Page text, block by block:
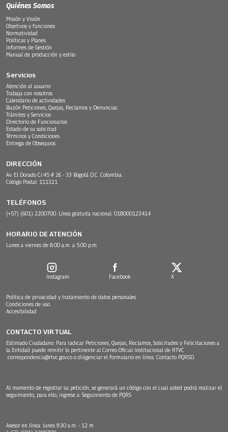
Quiénes Somos
Misión y Visión
Objetivos y funciones
Normatividad
Políticas y Planes
Informes de Gestión
Manual de producción y estilo
Servicios
Atención al usuario
Trabaja con nosotros
Calendario de actividades
Buzón Peticiones, Quejas, Reclamos y Denuncias
Trámites y Servicios
Directorio de Funcionarios
Estado de su solicitud
Términos y Condiciones
Entrega de Obsequios
DIRECCIÓN
Av. El Dorado Cr.45 # 26 - 33 Bogotá D.C. Colombia.
Código Postal: 111321
TELÉFONOS
(+57) (601) 2200700. Línea gratuita nacional: 018000123414
HORARIO DE ATENCIÓN
Lunes a viernes de 8:00 a.m. a 5:00 p.m.
Instagram Facebook X
Política de privacidad y tratamiento de datos personales
Condiciones de uso
Accesibilidad
CONTACTO VIRTUAL
Estimado Ciudadano: Para radicar Peticiones, Quejas, Reclamos, Solicitudes y Felicitaciones a
la Entidad puede remitir lo pertinente al Correo Oficial Institucional de RTVC
correspondencia@rtvc.gov.co o diligenciar el formulario en línea: Contacto PQRSD.
Al momento de registrar su petición, se generará un código con el cual usted podrá realizar el
seguimiento, para ello, ingrese a: Seguimiento de PQRS
Asesor en línea: lunes 9:30 a.m. - 12 m